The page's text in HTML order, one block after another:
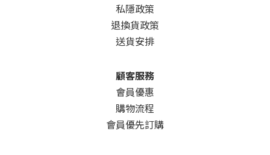
私隱政策
退換貨政策
送貨安排
顧客服務
會員優惠
購物流程
會員優先訂購